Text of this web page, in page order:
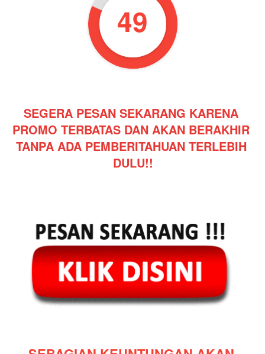
48
SEGERA PESAN SEKARANG KARENA
PROMO TERBATAS DAN AKAN BERAKHIR
TANPA ADA PEMBERITAHUAN TERLEBIH
DULU!!